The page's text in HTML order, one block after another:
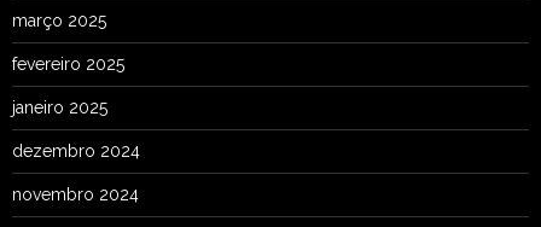
março 2025
fevereiro 2025
janeiro 2025
dezembro 2024
novembro 2024